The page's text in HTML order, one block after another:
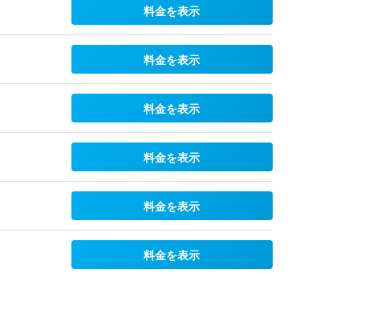
料金を表示
料金を表示
料金を表示
料金を表示
料金を表示
料金を表示